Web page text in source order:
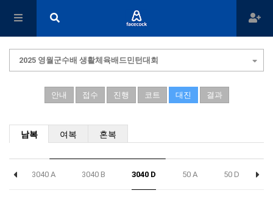
2025 영월군수배 생활체육배드민턴대회
안내 접수 진행 코트 대진 결과
남복 여복 혼복
3040 A 3040 B 3040 D 50 A 50 D